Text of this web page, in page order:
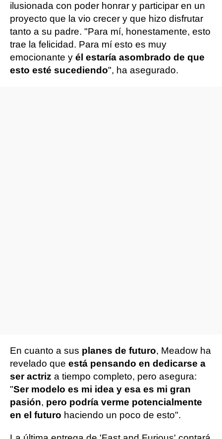
ilusionada con poder honrar y participar en un
proyecto que la vio crecer y que hizo disfrutar
tanto a su padre. "Para mí, honestamente, esto
trae la felicidad. Para mí esto es muy
emocionante y él estaría asombrado de que
esto esté sucediendo", ha asegurado.
En cuanto a sus planes de futuro, Meadow ha
revelado que está pensando en dedicarse a
ser actriz a tiempo completo, pero asegura:
"Ser modelo es mi idea y esa es mi gran
pasión, pero podría verme potencialmente
en el futuro haciendo un poco de esto".